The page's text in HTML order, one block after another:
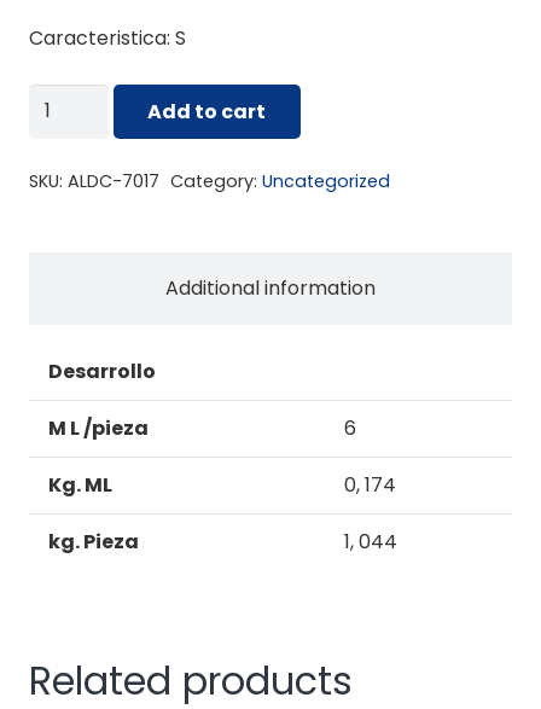
Caracteristica: S
ALDC-
Add to cart
SKU: ALDC-7017 Category: Uncategorized
Additional information
Desarrollo
M L /pieza 6
Kg. ML 0, 174
kg. Pieza 1, 044
Related products